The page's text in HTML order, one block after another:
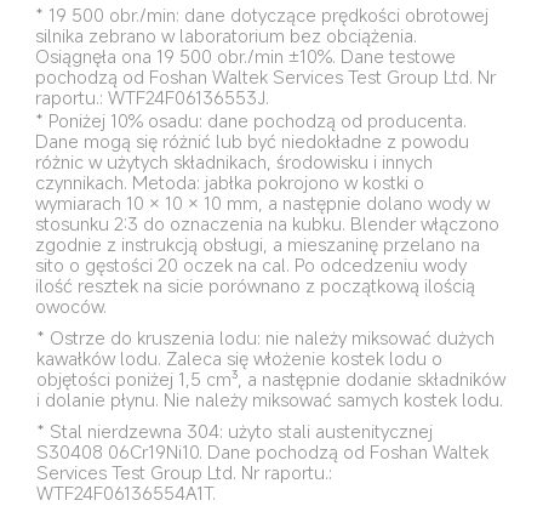
* 19 500 obr./min: dane dotyczące prędkości obrotowej
silnika zebrano w laboratorium bez obciążenia.
Osiągnęła ona 19 500 obr./min ±10%. Dane testowe
pochodzą od Foshan Waltek Services Test Group Ltd. Nr
raportu.: WTF24F06136553J.
* Poniżej 10% osadu: dane pochodzą od producenta.
Dane mogą się różnić lub być niedokładne z powodu
różnic w użytych składnikach, środowisku i innych
czynnikach. Metoda: jabłka pokrojono w kostki o
wymiarach 10 × 10 × 10 mm, a następnie dolano wody w
stosunku 2:3 do oznaczenia na kubku. Blender włączono
zgodnie z instrukcją obsługi, a mieszaninę przelano na
sito o gęstości 20 oczek na cal. Po odcedzeniu wody
ilość resztek na sicie porównano z początkową ilością
owoców.
* Ostrze do kruszenia lodu: nie należy miksować dużych
kawałków lodu. Zaleca się włożenie kostek lodu o
objętości poniżej 1,5 cm³, a następnie dodanie składników
i dolanie płynu. Nie należy miksować samych kostek lodu.
* Stal nierdzewna 304: użyto stali austenitycznej
S30408 06Cr19Ni10. Dane pochodzą od Foshan Waltek
Services Test Group Ltd. Nr raportu.:
WTF24F06136554A1T.